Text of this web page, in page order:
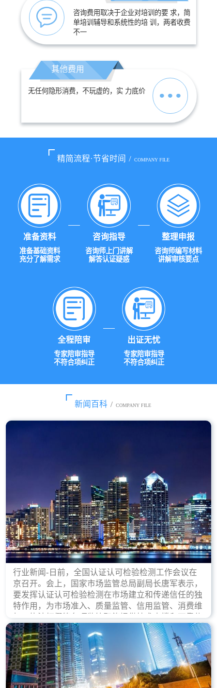
咨询费用取决于企业对培训的要 求，简
单培训辅导和系统性的培 训，两者收费
不一
其他费用
无任何隐形消费，不玩虚的，实 力底价
精简流程·节省时间 / COMPANY FILE
准备资料
准备基础资料
充分了解需求
咨询指导
咨询师上门讲解
解答认证疑惑
整理申报
咨询师编写材料
讲解审核要点
全程陪审
专家陪审指导
不符合项纠正
出证无忧
专家陪审指导
不符合项纠正
新闻百科 / COMPANY FILE
行业新闻-日前，全国认证认可检验检测工作会议在
京召开。会上，国家市场监管总局副局长唐军表示，
要发挥认证认可检验检测在市场建立和传递信任的独
特作用，为市场准入、质量监管、信用监管、消费维
权、执法打假等各项监管职能提供技术支撑和可靠依
据。